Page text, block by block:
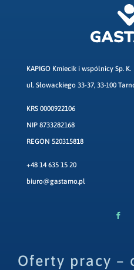
KAPIGO Kmiecik i wspólnicy Sp. K.
ul. Słowackiego 33-37, 33-100
KRS 0000922106
NIP 8733282168
REGON 520315818
+48 14 635 15 20
biuro@gastamo.pl
Oferty pracy –